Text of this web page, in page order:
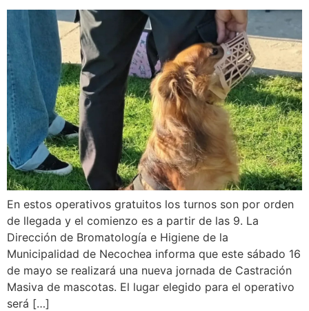
En estos operativos gratuitos los turnos son por orden
de llegada y el comienzo es a partir de las 9. La
Dirección de Bromatología e Higiene de la
Municipalidad de Necochea informa que este sábado 16
de mayo se realizará una nueva jornada de Castración
Masiva de mascotas. El lugar elegido para el operativo
será […]